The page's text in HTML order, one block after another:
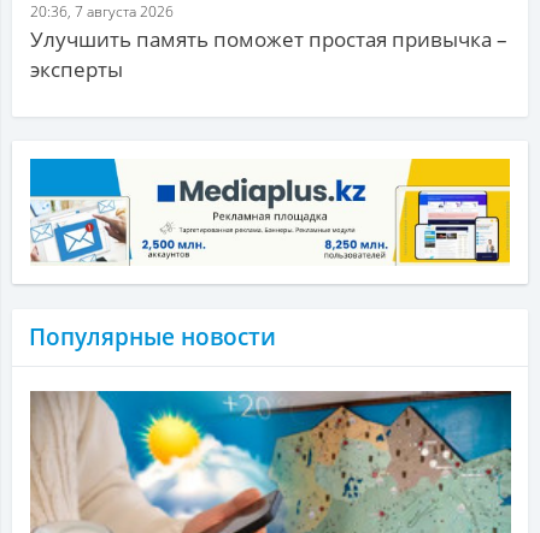
20:36, 7 августа 2026
Улучшить память поможет простая привычка –
эксперты
Популярные новости